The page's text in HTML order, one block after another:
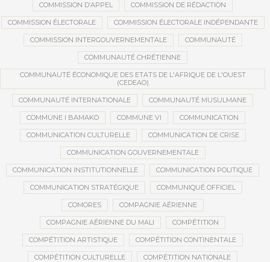
COMMISSION D’APPEL COMMISSION DE RÉDACTION
COMMISSION ÉLECTORALE COMMISSION ÉLECTORALE INDÉPENDANTE
COMMISSION INTERGOUVERNEMENTALE COMMUNAUTÉ
COMMUNAUTÉ CHRÉTIENNE
COMMUNAUTÉ ÉCONOMIQUE DES ETATS DE L'AFRIQUE DE L'OUEST
(CEDEAO)
COMMUNAUTÉ INTERNATIONALE COMMUNAUTÉ MUSULMANE
COMMUNE I BAMAKO COMMUNE VI COMMUNICATION
COMMUNICATION CULTURELLE COMMUNICATION DE CRISE
COMMUNICATION GOUVERNEMENTALE
COMMUNICATION INSTITUTIONNELLE COMMUNICATION POLITIQUE
COMMUNICATION STRATÉGIQUE COMMUNIQUÉ OFFICIEL
COMORES COMPAGNIE AÉRIENNE
COMPAGNIE AÉRIENNE DU MALI COMPÉTITION
COMPÉTITION ARTISTIQUE COMPÉTITION CONTINENTALE
COMPÉTITION CULTURELLE COMPÉTITION NATIONALE